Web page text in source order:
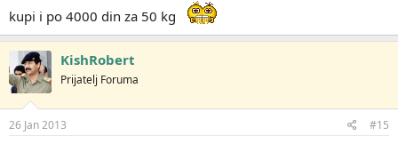
kupi i po 4000 din za 50 kg
KishRobert
Prijatelj Foruma
26 Jan 2013 #15